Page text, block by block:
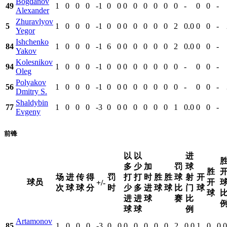
49
Alexander
1 0 0 0 -1 0 0 0 0 0 0 0 0 - 0 0 -
5
Zhuravlyov
Yegor
1 0 0 0 -1 0 0 0 0 0 0 0 2 0.0 0 0 -
84
Ishchenko
Yakov
1 0 0 0 -1 6 0 0 0 0 0 0 2 0.0 0 0 -
94
Kolesnikov
Oleg
1 0 0 0 -1 0 0 0 0 0 0 0 0 - 0 0 -
56
Polyakov
Dmitry S.
1 0 0 0 -1 0 0 0 0 0 0 0 0 - 0 0 -
77
Shaldybin
Evgeny
1 0 0 0 -3 0 0 0 0 0 0 0 1 0.0 0 0 -
前锋
球员
场
次
进
球
传
球
得
分
+/-
罚
时
以
多
打
少
进
球
以
少
打
多
进
球
加
时
进
球
胜
球
胜
球
罚
球
比
赛
进
球
射
门
比
例
开
球
胜
开
球
Artamonov